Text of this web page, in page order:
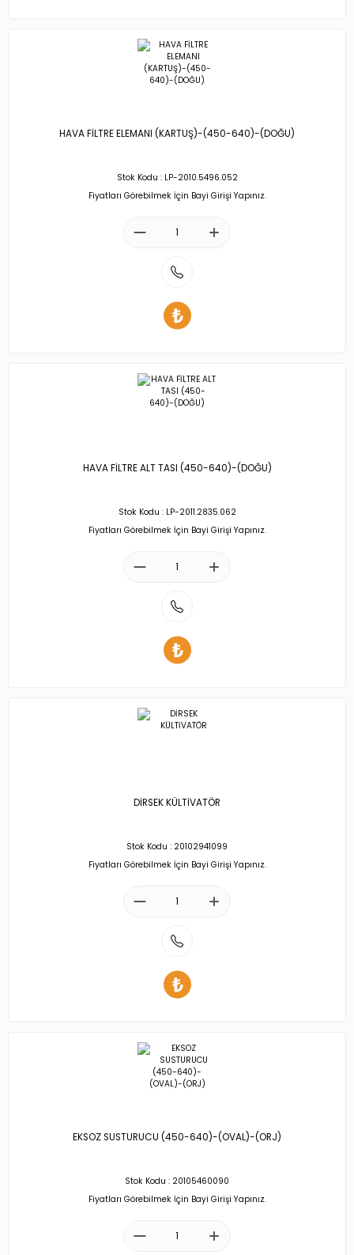
HAVA FİLTRE ELEMANI (KARTUŞ)-(450-640)-(DOĞU)
Stok Kodu : LP-2010.5496.052
Fiyatları Görebilmek İçin Bayi Girişi Yapınız.
HAVA FİLTRE ALT TASI (450-640)-(DOĞU)
Stok Kodu : LP-2011.2835.062
Fiyatları Görebilmek İçin Bayi Girişi Yapınız.
DİRSEK KÜLTİVATÖR
Stok Kodu : 20102941099
Fiyatları Görebilmek İçin Bayi Girişi Yapınız.
EKSOZ SUSTURUCU (450-640)-(OVAL)-(ORJ)
Stok Kodu : 20105460090
Fiyatları Görebilmek İçin Bayi Girişi Yapınız.